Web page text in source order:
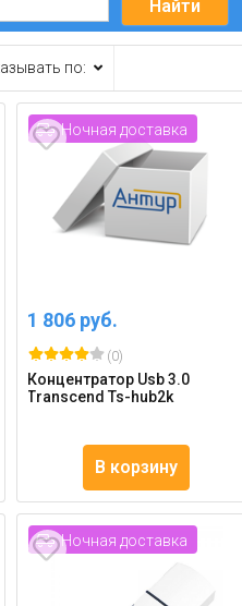
по:
Ночная доставка
1 806 руб.
(0)
Концентратор Usb 3.0
Transcend Ts-hub2k
В корзину
Ночная доставка